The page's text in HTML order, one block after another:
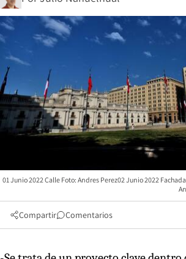
01 Junio 2022 Calle Foto: Andres Perez02 Junio 2022
Compartir Comentarios